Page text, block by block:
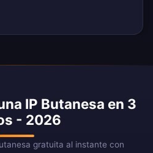
IP Butanesa en 3
- 2026
gratuita al instante con